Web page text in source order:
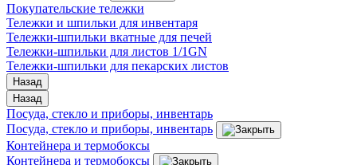
Покупательские тележки
Тележки и шпильки для инвентаря
Тележки-шпильки вкатные для печей
Тележки-шпильки для листов 1/1GN
Тележки-шпильки для пекарских листов
Назад
Назад
Посуда, стекло и приборы, инвентарь
Посуда, стекло и приборы, инвентарь
Контейнера и термобоксы
Контейнера и термобоксы